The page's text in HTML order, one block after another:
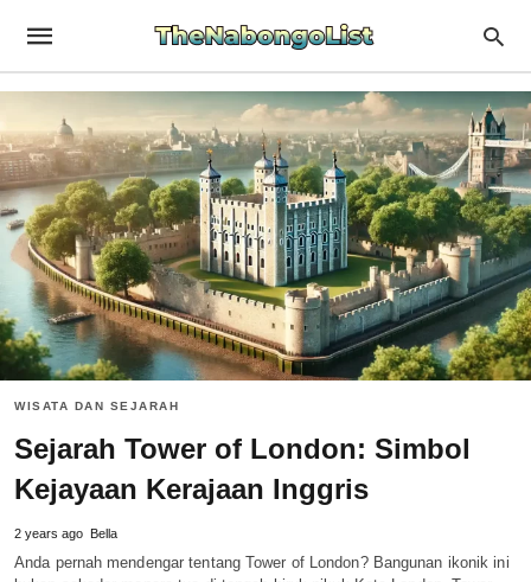
WISATA DAN SEJARAH
Sejarah Tower of London: Simbol
Kejayaan Kerajaan Inggris
2 years ago Bella
Anda pernah mendengar tentang Tower of London? Bangunan ikonik ini